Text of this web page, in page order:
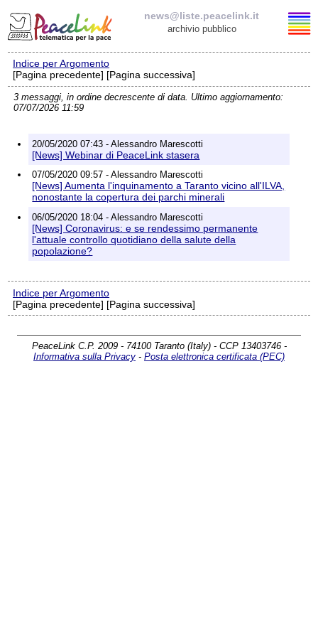
news@liste.peacelink.it
archivio pubblico
Elenco delle liste
news@liste.peacelink.it
Informativa sulla privacy
Richieste di rimozione
Indice per Argomento
[Pagina precedente] [Pagina successiva]
3 messaggi, in ordine decrescente di data. Ultimo aggiornamento:
07/07/2026 11:59
20/05/2020 07:43 - Alessandro Marescotti
[News] Webinar di PeaceLink stasera
07/05/2020 09:57 - Alessandro Marescotti
[News] Aumenta l'inquinamento a Taranto vicino all'ILVA,
nonostante la copertura dei parchi minerali
06/05/2020 18:04 - Alessandro Marescotti
[News] Coronavirus: e se rendessimo permanente
l'attuale controllo quotidiano della salute della
popolazione?
Indice per Argomento
[Pagina precedente] [Pagina successiva]
PeaceLink C.P. 2009 - 74100 Taranto (Italy) - CCP 13403746 -
Informativa sulla Privacy - Posta elettronica certificata (PEC)